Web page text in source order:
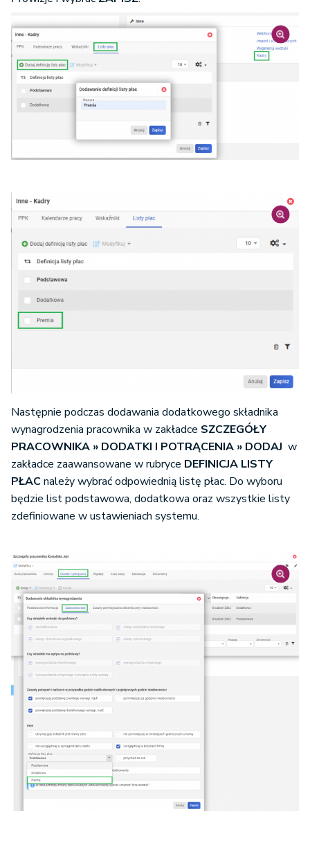
Następnie podczas dodawania dodatkowego składnika
wynagrodzenia pracownika w zakładce SZCZEGÓŁY
PRACOWNIKA » DODATKI I POTRĄCENIA » DODAJ w
zakładce zaawansowane w rubryce DEFINICJA LISTY
PŁACnależy wybrać odpowiednią listę płac. Do wyboru
będzie list podstawowa, dodatkowa oraz wszystkie listy
zdefiniowane w ustawieniach systemu.